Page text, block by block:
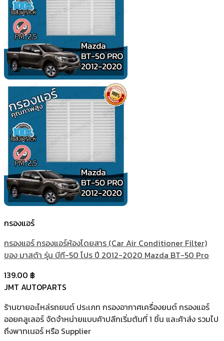
กรองแอร์
กรองแอร์ กรองแอร์ห้องโดยสาร (Car Air Conditioner Filter)
ของ มาสด้า รุ่น บีที-50 โปร ปี 2012-2020 Mazda BT-50 Pro
139.00 ฿
JMT AUTOPARTS
ร้านขายอะไหล่รถยนต์ ประเภท กรองอากาศเครื่องยนต์ กรองแอร์
ออยคลูเลอร์ จัดจำหน่ายแบบค้าปลีกเริ่มต้นที่ 1 ชิ้น และค้าส่ง รวมไป
ถึงพาทเนอร์ หรือ Supplier